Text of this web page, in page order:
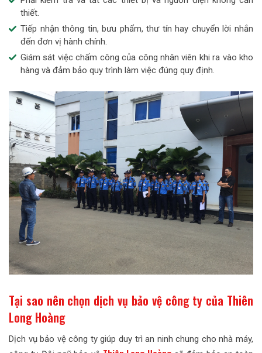
thiết.
Tiếp nhận thông tin, bưu phẩm, thư tín hay chuyển lời nhắn
đến đơn vị hành chính.
Giám sát việc chấm công của công nhân viên khi ra vào kho
hàng và đảm bảo quy trình làm việc đúng quy định.
Tại sao nên chọn dịch vụ bảo vệ công ty của Thiên
Long Hoàng
Dịch vụ bảo vệ công ty giúp duy trì an ninh chung cho nhà máy,